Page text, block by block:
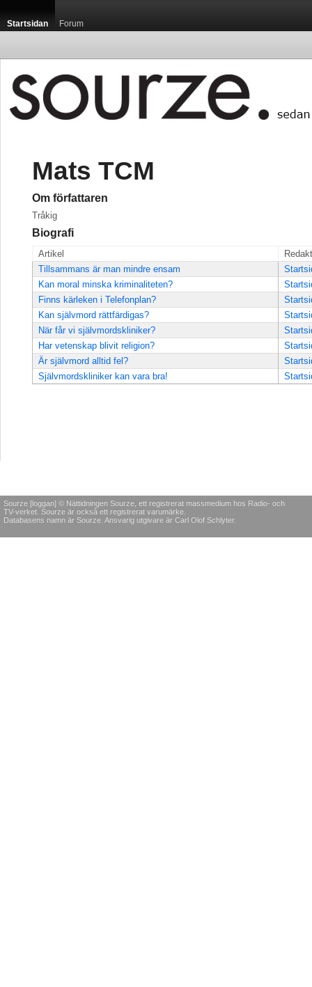
Startsidan Forum
Mats TCM
Om författaren
Tråkig
Biografi
Artikel
Tillsammans är man mindre ensam
Kan moral minska kriminaliteten?
Finns kärleken i Telefonplan?
Kan självmord rättfärdigas?
När får vi självmordskliniker?
Har vetenskap blivit religion?
Är självmord alltid fel?
Självmordskliniker kan vara bra!
Sourze [loggan] © Nättidningen Sourze, ett registrerat massmedium hos Radio- och
TV-verket. Sourze är också ett registrerat varumärke.
Databasens namn är Sourze. Ansvarig utgivare är Carl Olof Schlyter.